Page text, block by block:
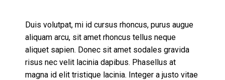
Duis volutpat, mi id cursus rhoncus, purus augue
aliquam arcu, sit amet rhoncus tellus neque
aliquet sapien. Donec sit amet sodales gravida
risus nec velit lacinia dapibus. Phasellus at
magna id elit tristique lacinia. Integer a justo vitae